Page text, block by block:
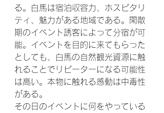
る。白馬は宿泊収容力、ホスピタリ
ティ、魅力がある地域である。閑散
期のイベント誘客によって分宿が可
能。イベントを目的に来てもらった
としても、白馬の自然観光資源に触
れることでリピーターになる可能性
は高い。本物に触れる感動は中毒性
がある。
その日のイベントに何をやっている